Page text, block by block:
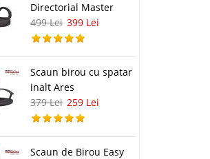
Directorial Master
499 Lei 399 Lei
Scaun birou cu spatar
inalt Ares
379 Lei 259 Lei
Scaun de Birou Easy